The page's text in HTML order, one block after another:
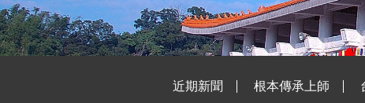
近期新聞 根本傳承上師